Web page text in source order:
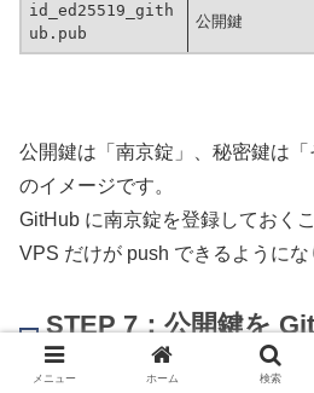
id_ed25519_gith
ub.pub
公開鍵
公開鍵は「南京錠」、秘密鍵は「
のイメージです。
GitHub に南京錠を登録しておく
VPS だけが push できるようにな
STEP 7：公開鍵を
る
メニュー ホーム 検索